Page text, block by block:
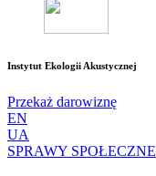
Instytut Ekologii Akustycznej
Przekaż darowiznę
EN
UA
SPRAWY SPOŁECZNE